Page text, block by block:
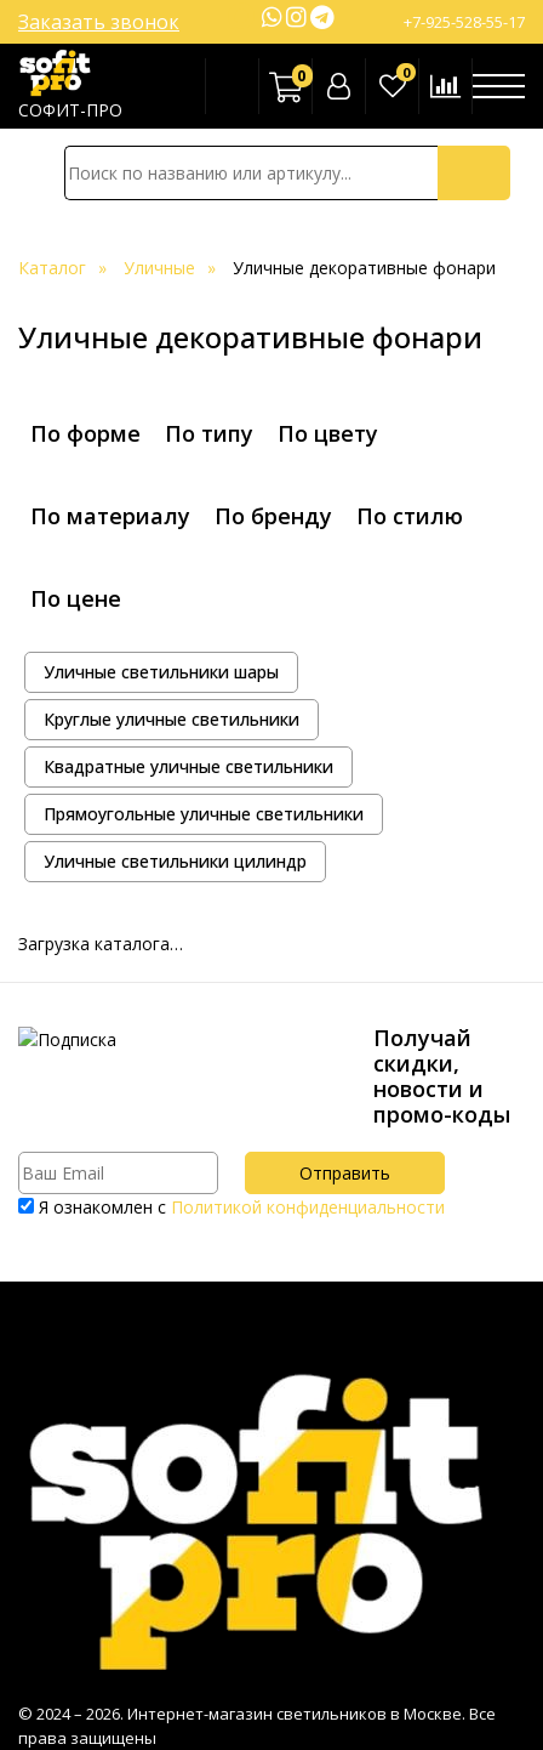
СОФИТ-ПРО
+7-925-528-55-17
Заказать звонок
0 0
Каталог Уличные Уличные декоративные фонари
Уличные декоративные фонари
По форме По типу По цвету
По материалу По бренду По стилю
По цене
Уличные светильники шары
Круглые уличные светильники
Квадратные уличные светильники
Прямоугольные уличные светильники
Уличные светильники цилиндр
Загрузка каталога…
Получай
скидки,
новости и
промо-коды
Я ознакомлен с Политикой конфиденциальности
© 2024 – 2026. Интернет-магазин светильников в Москве. Все
права защищены